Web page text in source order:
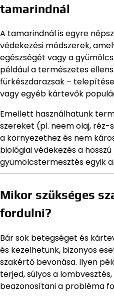
tamarindnál
A tamarindnál is egyre
védekezési módszerek,
egészségét vagy a
például a természetes
fürkészdarazsak –
vagy egyéb kártevők
Emellett használhatunk
szereket (pl. neem olaj,
a környezethez és nem
biológiai védekezés a
gyümölcstermesztés egyik
Mikor szükséges
fordulni?
Bár sok betegséget és
és kezelhetünk, bizonyos
szakértő bevonása. Ilyen
terjed, súlyos a
beazonosítani a probléma